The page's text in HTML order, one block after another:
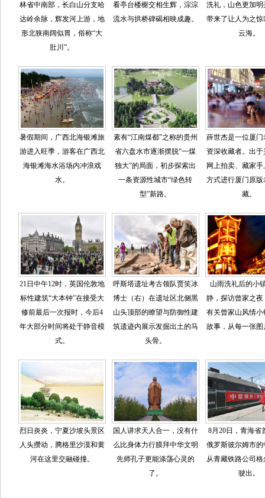
林省中南部，长白山分支哈
达岭余脉，辉发河上游，地
形北狭南阔似胃，俗称“大
肚川”。
看亭台楼榭交相生辉，淙淙
流水与拱桥碑碣相映成趣。
洗礼，山色更加明
带来了让人为之惊
云海。
暑假期间，广西北海银滩旅
游进入旺季，游客在广西北
海银滩海水浴场内冲浪戏
水。
素有“江南煤都”之称的贵州
省六盘水市逐渐摆脱“一煤
独大”的局面，初步探索出
一条资源性城市“绿色转
型”新路。
薛世杰是一位厦门
资深收藏者。出
网上拍卖、藏家
方式进行厦门原版
藏。
21日中午12时，英国伦敦地
标性建筑“大本钟”在接受大
修前最后一次报时，今后4
年大部分时间将处于静音模
式。
呼斯塔遗址考古领队贾笑冰
博士（右）在遗址区北侧黑
山头顶部的瞭望与防御性建
筑遗迹内展示发掘出土的马
头骨。
山雨洗礼后的小
静，探访曾家之夜
有关曾家山风情小
故事，从每一张图
烈日炎炎，宁夏沙坡头景区
人头攒动，腾格里沙漠和黄
河在这里交融碰撞。
国人讲求天人合一，没有什
么比身体力行膜拜中华文明
先师孔子更能涤荡心灵的
了。
8月20日，青海省
俄罗斯彼尔姆市的
从青藏铁路公司
驶出。